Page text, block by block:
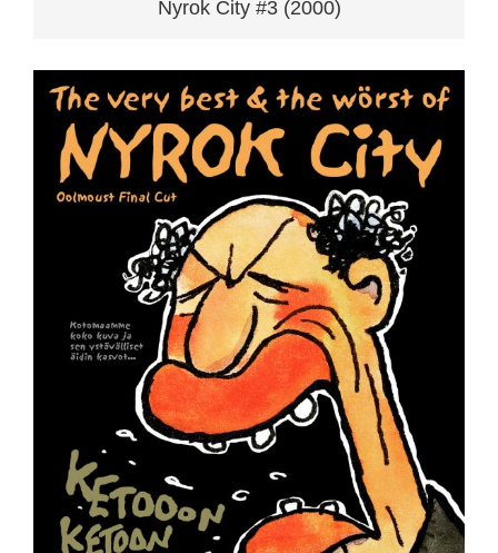
Nyrok City #3 (2000)